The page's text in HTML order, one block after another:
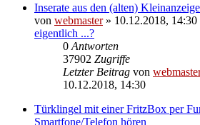
Inserate aus den (alten)
von webmaster» 10.12.2018, 14:30
eigentlich ...?
0 Antworten
37902 Zugriffe
Letzter Beitrag von
10.12.2018, 14:30
Türklingel mit einer FritzBox per
Smartfone/Telefon hören